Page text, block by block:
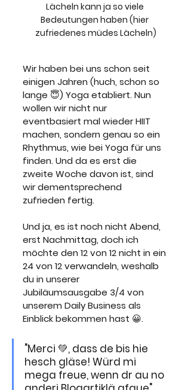
Lächeln kann ja so viele
Bedeutungen haben (hier
zufriedenes müdes Lächeln)
Wir haben bei uns schon seit
einigen Jahren (huch, schon so
lange 😇) Yoga etabliert. Nun
wollen wir nicht nur
eventbasiert mal wieder HIIT
machen, sondern genau so ein
Rhythmus, wie bei Yoga für uns
finden. Und da es erst die
zweite Woche davon ist, sind
wir dementsprechend
zufrieden fertig.
Und ja, es ist noch nicht Abend,
erst Nachmittag, doch ich
möchte den 12 von 12 nicht in ein
24 von 12 verwandeln, weshalb
du in unserer
Jubiläumsausgabe 3/4 von
unserem Daily Business als
Einblick bekommen hast 😀.
"Merci 💚, dass de bis hie
hesch gläse! Würd mi
mega freue, wenn dr au no